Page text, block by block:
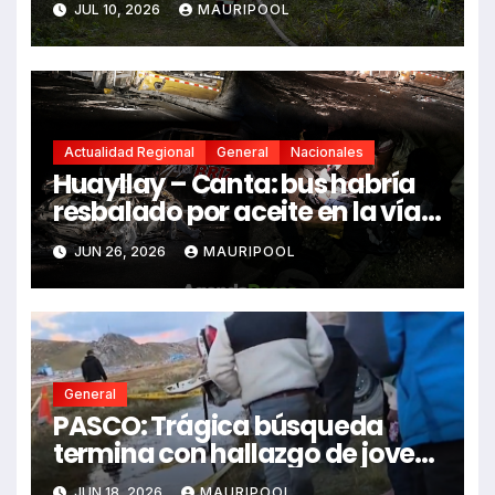
JUL 10, 2026 MAURIPOOL
Actualidad Regional General Nacionales
Huayllay – Canta: bus habría
resbalado por aceite en la vía e
impactó auto siniestrado
dejando dos fallecidos
JUN 26, 2026 MAURIPOOL
General
PASCO: Trágica búsqueda
termina con hallazgo de joven
sin vida en Rancas